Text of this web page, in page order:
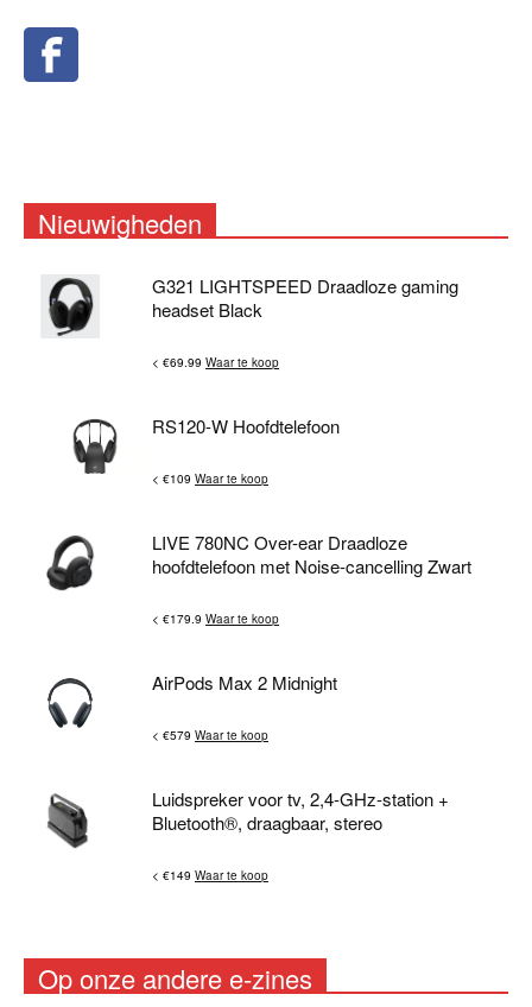
Nieuwigheden
G321 LIGHTSPEED Draadloze gaming
headset Black
< €69.99 Waar te koop
RS120-W Hoofdtelefoon
< €109 Waar te koop
LIVE 780NC Over-ear Draadloze
hoofdtelefoon met Noise-cancelling Zwart
< €179.9 Waar te koop
AirPods Max 2 Midnight
< €579 Waar te koop
Luidspreker voor tv, 2,4-GHz-station +
Bluetooth®, draagbaar, stereo
< €149 Waar te koop
Op onze andere e-zines